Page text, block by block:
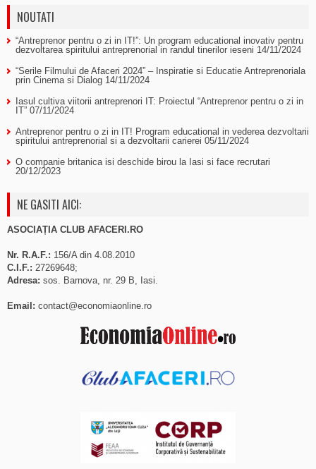
NOUTATI
“Antreprenor pentru o zi in IT!”: Un program educational inovativ pentru
dezvoltarea spiritului antreprenorial in randul tinerilor ieseni 14/11/2024
“Serile Filmului de Afaceri 2024” – Inspiratie si Educatie Antreprenoriala
prin Cinema si Dialog 14/11/2024
Iasul cultiva viitorii antreprenori IT: Proiectul “Antreprenor pentru o zi in
IT” 07/11/2024
Antreprenor pentru o zi in IT! Program educational in vederea dezvoltarii
spiritului antreprenorial si a dezvoltarii carierei 05/11/2024
O companie britanica isi deschide birou la Iasi si face recrutari
20/12/2023
NE GASITI AICI:
ASOCIAȚIA CLUB AFACERI.RO
Nr. R.A.F.: 156/A din 4.08.2010
C.I.F.: 27269648;
Adresa: sos. Barnova, nr. 29 B, Iasi.
Email: contact@economiaonline.ro